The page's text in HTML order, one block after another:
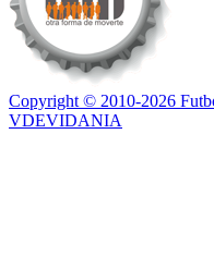
Copyright © 2010-2026
VDEVIDANIA